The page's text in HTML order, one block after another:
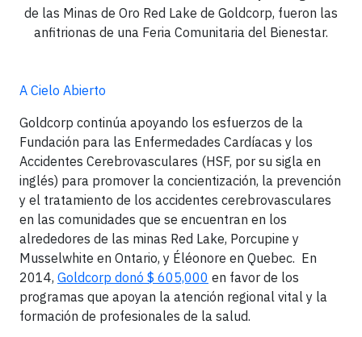
de las Minas de Oro Red Lake de Goldcorp, fueron las
anfitrionas de una Feria Comunitaria del Bienestar.
A Cielo Abierto
Goldcorp continúa apoyando los esfuerzos de la
Fundación para las Enfermedades Cardíacas y los
Accidentes Cerebrovasculares (HSF, por su sigla en
inglés) para promover la concientización, la prevención
y el tratamiento de los accidentes cerebrovasculares
en las comunidades que se encuentran en los
alrededores de las minas Red Lake, Porcupine y
Musselwhite en Ontario, y Éléonore en Quebec. En
2014, Goldcorp donó $ 605,000 en favor de los
programas que apoyan la atención regional vital y la
formación de profesionales de la salud.